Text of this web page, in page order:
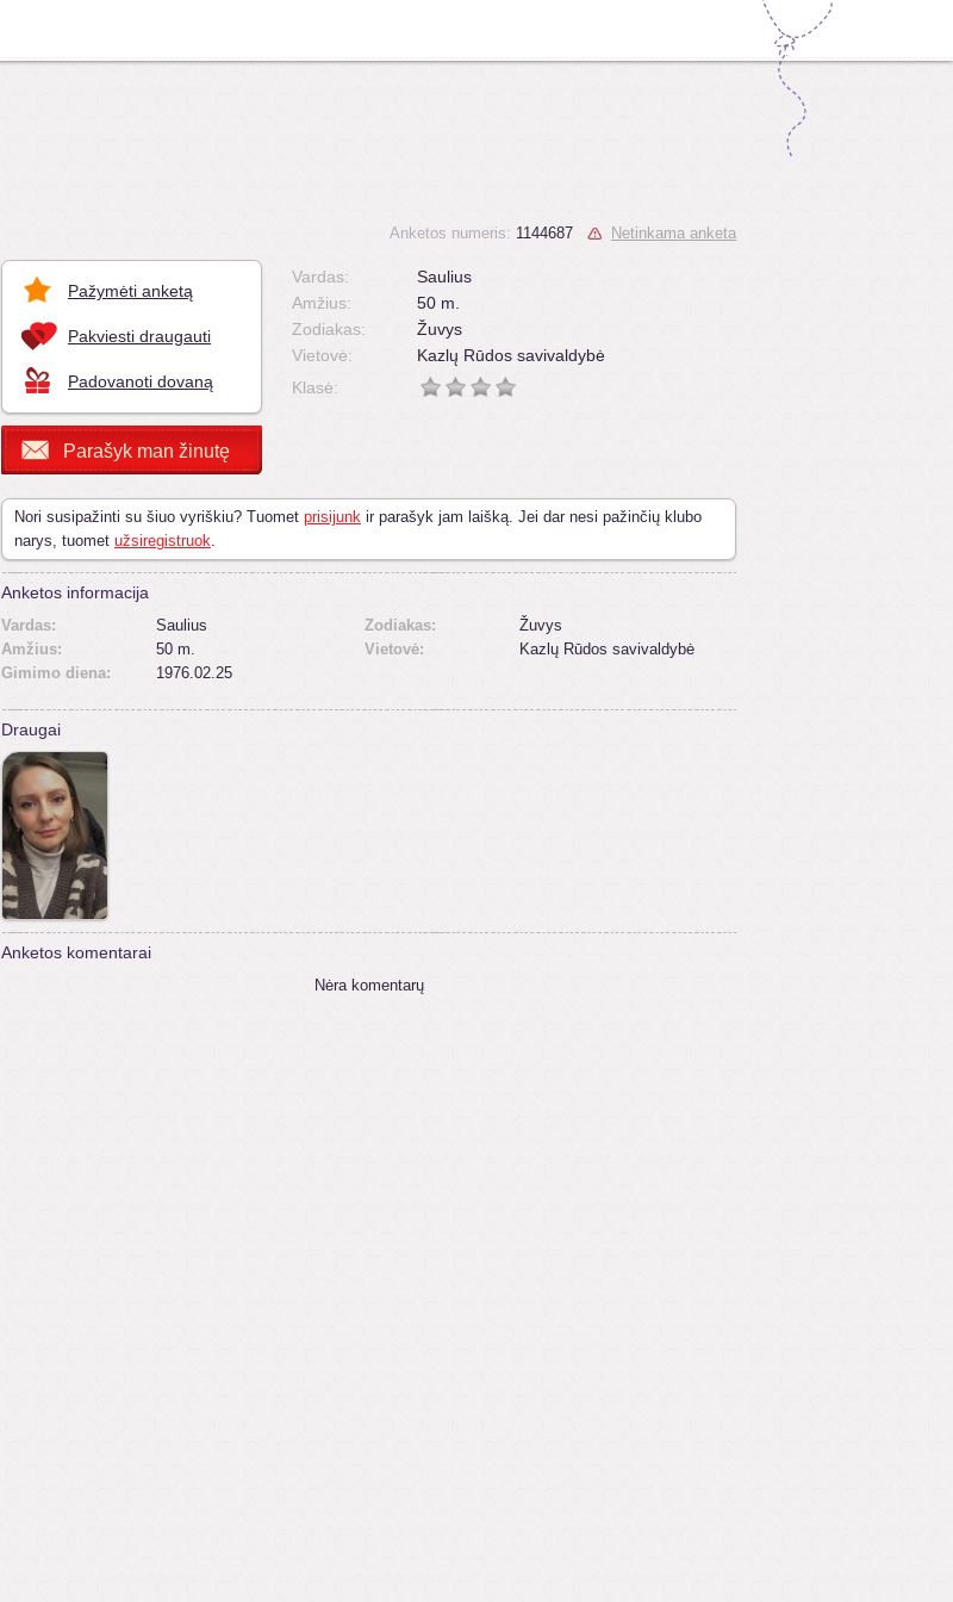
Pažymėti anketą
Pakviesti draugauti
Padovanoti dovaną
Parašyk man žinutę
Anketos numeris: 1144687 Netinkama anketa
Vardas:
Saulius
Amžius:
50 m.
Zodiakas:
Žuvys
Vietovė:
Kazlų Rūdos savivaldybė
Klasė:
Nori susipažinti su šiuo vyriškiu? Tuomet prisijunk ir parašyk jam laišką. Jei dar nesi pažinčių klubo
narys, tuomet užsiregistruok.
Anketos informacija
Vardas:
Saulius
Amžius:
50 m.
Gimimo diena:
1976.02.25
Zodiakas:
Žuvys
Vietovė:
Kazlų Rūdos savivaldybė
Draugai
Anketos komentarai
Nėra komentarų